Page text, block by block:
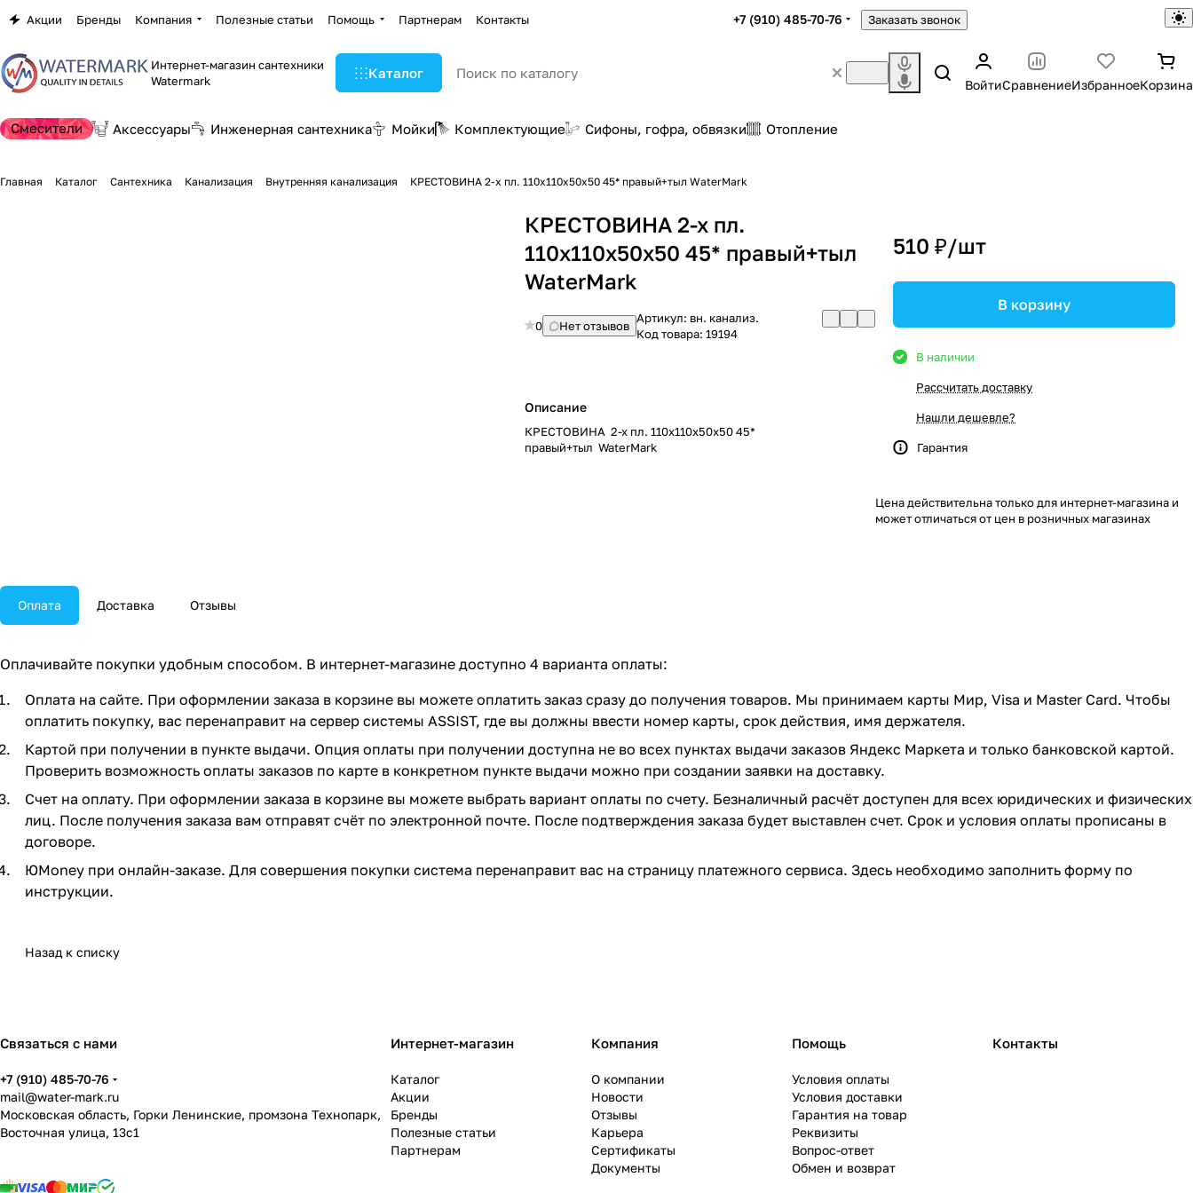
Акции Бренды Компания Полезные статьи Помощь Партнерам Контакты +7 (910) 485-70-76 Заказать звонок
Интернет-магазин сантехники
Watermark
Каталог
ВойтиСравнениеИзбранноеКорзина
Смесители Аксессуары Инженерная сантехника Мойки Комплектующие Сифоны, гофра, обвязки Отопление
Главная Каталог Сантехника Канализация Внутренняя канализация КРЕСТОВИНА 2-х пл. 110х110х50х50 45* правый+тыл WaterMark
КРЕСТОВИНА 2-х пл.
110х110х50х50 45* правый+тыл
WaterMark
0 Нет отзывов
Артикул: вн. канализ.
Код товара:19194
Описание
КРЕСТОВИНА 2-х пл. 110х110х50х50 45*
правый+тыл WaterMark
510 ₽/шт
В корзину
В наличии
Рассчитать доставку
Нашли дешевле?
Гарантия
Цена действительна только для интернет-магазина и
может отличаться от цен в розничных магазинах
Оплата Доставка Отзывы
Оплачивайте покупки удобным способом. В интернет-магазине доступно 4 варианта оплаты:
Оплата на сайте. При оформлении заказа в корзине вы можете оплатить заказ сразу до получения товаров. Мы принимаем карты Мир, Visa и Master Card. Чтобы
оплатить покупку, вас перенаправит на сервер системы ASSIST, где вы должны ввести номер карты, срок действия, имя держателя.
Картой при получении в пункте выдачи. Опция оплаты при получении доступна не во всех пунктах выдачи заказов Яндекс Маркета и только банковской картой.
Проверить возможность оплаты заказов по карте в конкретном пункте выдачи можно при создании заявки на доставку.
Счет на оплату. При оформлении заказа в корзине вы можете выбрать вариант оплаты по счету. Безналичный расчёт доступен для всех юридических и физических
лиц. После получения заказа вам отправят счёт по электронной почте. После подтверждения заказа будет выставлен счет. Срок и условия оплаты прописаны в
договоре.
ЮMoney при онлайн-заказе. Для совершения покупки система перенаправит вас на страницу платежного сервиса. Здесь необходимо заполнить форму по
инструкции.
Назад к списку
Связаться с нами
+7 (910) 485-70-76
mail@water-mark.ru
Московская область, Горки Ленинские, промзона Технопарк,
Восточная улица, 13с1
Интернет-магазин
Каталог
Акции
Бренды
Полезные статьи
Партнерам
Компания
О компании
Новости
Отзывы
Карьера
Сертификаты
Документы
Помощь
Условия оплаты
Условия доставки
Гарантия на товар
Реквизиты
Вопрос-ответ
Обмен и возврат
Контакты